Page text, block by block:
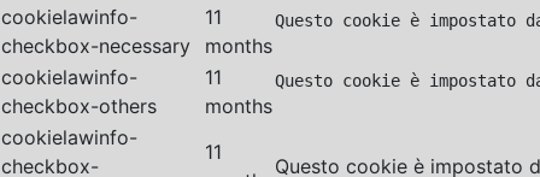
cookielawinfo-
checkbox-necessary
11
months
Questo cookie è impostato
cookielawinfo-
checkbox-others
11
months
Questo cookie è
cookielawinfo-
checkbox-
11
Questo cookie è impostato